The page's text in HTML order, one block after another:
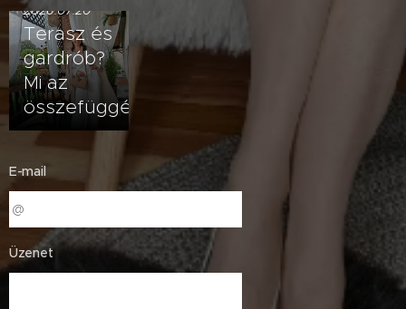
2026.07.20
Terasz és
gardrób?
Mi az
összefüggés?
E-mail
Üzenet